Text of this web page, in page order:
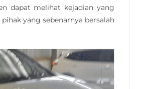
dapat melihat kejadian yang
yang sebenarnya bersalah